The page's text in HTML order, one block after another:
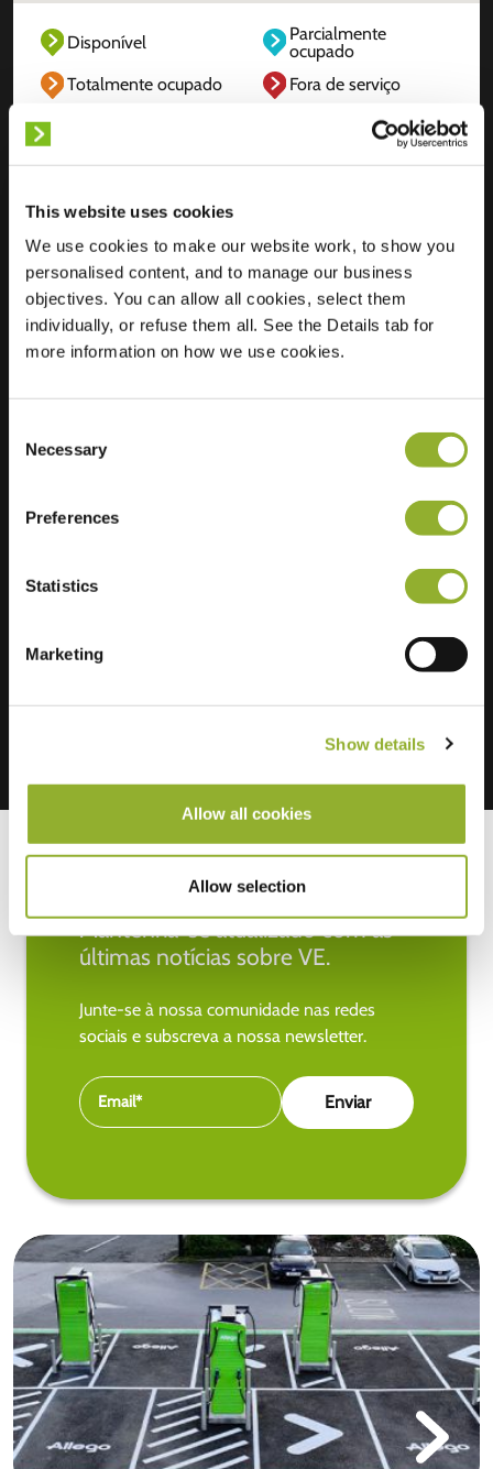
This website uses cookies
We use cookies to make our website work, to show you
personalised content, and to manage our business
objectives. You can allow all cookies, select them
individually, or refuse them all. See the Details tab for
more information on how we use cookies.
Selection
Necessary
Preferences
Statistics
Marketing
Show details
Allow all cookies
Allow selection
Disponível
Parcialmente
ocupado
Totalmente ocupado
Fora de serviço
Localização
Zijdevlinder 29A
3863 HP Nijkerk
Países Baixos
Mantenha-se atualizado com as
últimas notícias sobre VE.
Junte-se à nossa comunidade nas redes
sociais e subscreva a nossa newsletter.